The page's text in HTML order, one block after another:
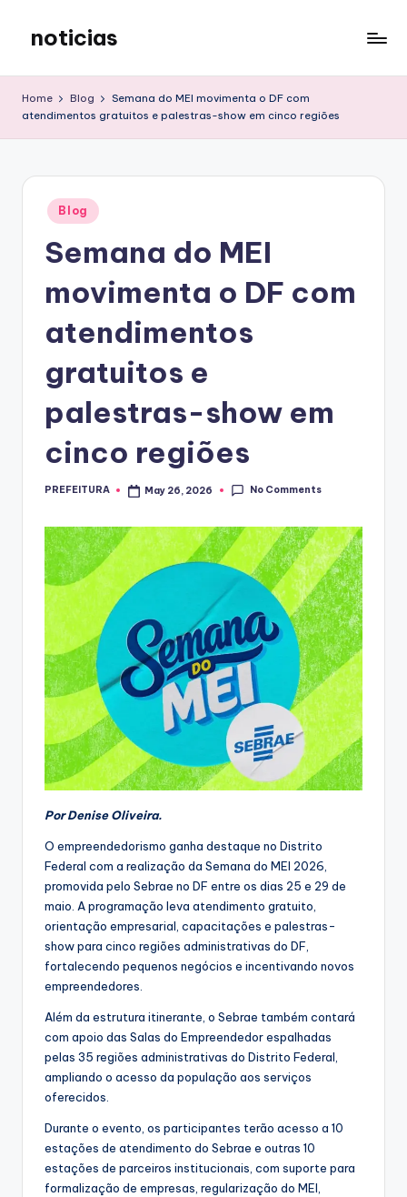
content
noticias
Home Blog
Semana do MEI movimenta o DF com
atendimentos gratuitos e palestras-show em cinco regiões
Posted
in
Blog
Semana do MEI
movimenta o DF com
atendimentos
gratuitos e
palestras-show em
cinco regiões
Posted
PREFEITURA May 26, 2026 No Comments
Por Denise Oliveira.
O empreendedorismo ganha destaque no Distrito
Federal com a realização da Semana do MEI 2026,
promovida pelo Sebrae no DF entre os dias 25 e 29 de
maio. A programação leva atendimento gratuito,
orientação empresarial, capacitações e palestras-
show para cinco regiões administrativas do DF,
fortalecendo pequenos negócios e incentivando novos
empreendedores.
Além da estrutura itinerante, o Sebrae também contará
com apoio das Salas do Empreendedor espalhadas
pelas 35 regiões administrativas do Distrito Federal,
ampliando o acesso da população aos serviços
oferecidos.
Durante o evento, os participantes terão acesso a 10
estações de atendimento do Sebrae e outras 10
estações de parceiros institucionais, com suporte para
formalização de empresas, regularização do MEI,